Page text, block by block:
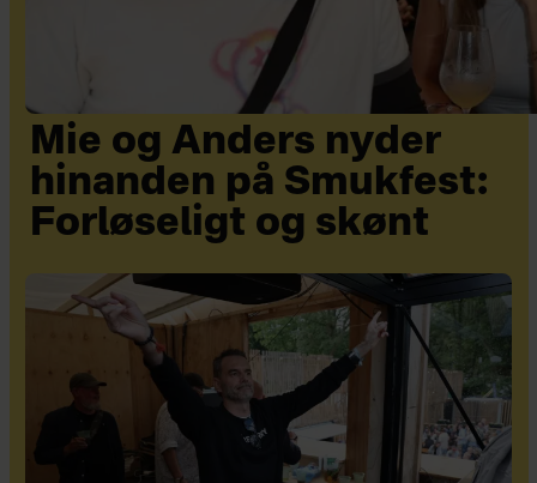
Mie og Anders nyder
hinanden på Smukfest:
Forløseligt og skønt